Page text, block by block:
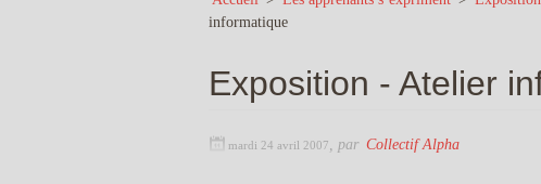
informatique
Exposition - Atelier
mardi 24 avril 2007 par Collectif Alpha